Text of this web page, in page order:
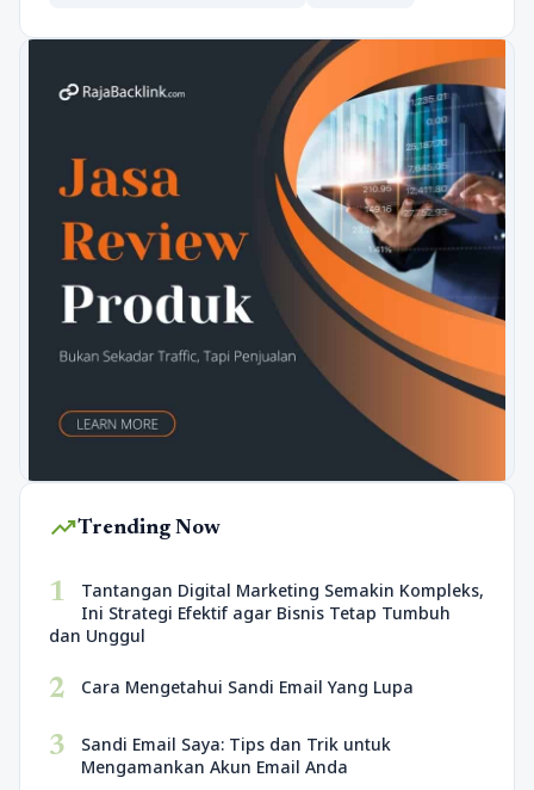
trending_upTrending Now
1
Tantangan Digital Marketing Semakin Kompleks,
Ini Strategi Efektif agar Bisnis Tetap Tumbuh
dan Unggul
2 Cara Mengetahui Sandi Email Yang Lupa
3
Sandi Email Saya: Tips dan Trik untuk
Mengamankan Akun Email Anda